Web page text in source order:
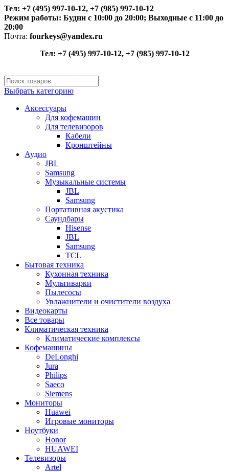
Тел: +7 (495) 997-10-12, +7 (985) 997-10-12
Режим работы: Будни с 10:00 до 20:00; Выходные с 11:00 до
20:00
Почта: fourkeys@yandex.ru
Тел: +7 (495) 997-10-12, +7 (985) 997-10-12
Выбрать категорию
Аксессуары
Для кофемашин
Для телевизоров
Кабели
Кронштейны
Аудио
JBL
Samsung
Музыкальные системы
JBL
Samsung
Портативная акустика
Саундбары
Hisense
JBL
Samsung
TCL
Бытовая техника
Кухонная техника
Мультиварки
Пылесосы
Увлажнители и очистители воздуха
Видеокарты
Все товары
Климатическая техника
Климатические комплексы
Кофемашины
DeLonghi
Jura
Philips
Saeco
Siemens
Мониторы
Huawei
Игровые мониторы
Ноутбуки
Honor
HUAWEI
Телевизоры
Artel